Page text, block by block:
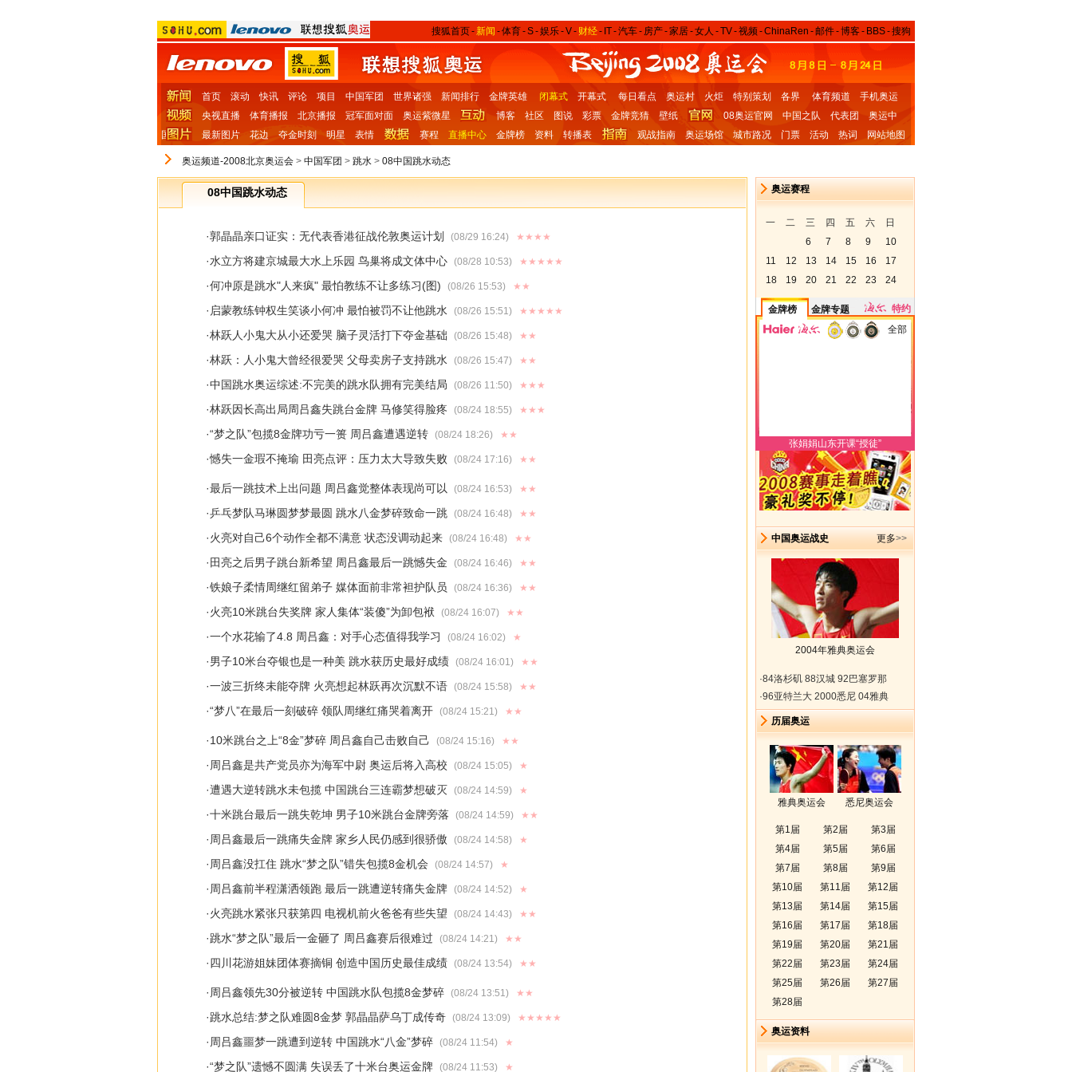
搜狐首页- 新闻 -体育-S-娱乐-V- 财经- IT-汽车- 房产-家居-女人 -TV-视频-ChinaRen -邮件-博客- BBS-搜狗
首页 滚动 快讯 评论 项目 中国军团 世界诸强 新闻排行 金牌英雄 闭幕式 开幕式 每日看点 奥运村 火炬 特别策划 各界 体育频道
手机奥运
央视直播
体育播报 北京播报 冠军面对面 奥运紫微星 博客 社区 图说 彩票 金牌竞猜 壁纸 08奥运官网 中国之队 代表团
奥运中
国
最新图片 花边 夺金时刻 明星 表情 赛程 直播中心 金牌榜 资料 转播表 观战指南 奥运场馆 城市路况 门票 活动 热词 网站地图
奥运频道-2008北京奥运会 > 中国军团 > 跳水 > 08中国跳水动态
08中国跳水动态
·郭晶晶亲口证实：无代表香港征战伦敦奥运计划 (08/29 16:24) ★★★★
·水立方将建京城最大水上乐园 鸟巢将成文体中心 (08/28 10:53) ★★★★★
·何冲原是跳水"人来疯" 最怕教练不让多练习(图) (08/26 15:53) ★★
· 启蒙教练钟权生笑谈小何冲 最怕被罚不让他跳水 (08/26 15:51) ★★★★★
·林跃人小鬼大从小还爱哭 脑子灵活打下夺金基础 (08/26 15:48) ★★
·林跃：人小鬼大曾经很爱哭 父母卖房子支持跳水 (08/26 15:47) ★★
·中国跳水奥运综述:不完美的跳水队拥有完美结局 (08/26 11:50) ★★★
·林跃因长高出局周吕鑫失跳台金牌 马修笑得脸疼 (08/24 18:55) ★★★
·“梦之队”包揽8金牌功亏一篑 周吕鑫遭遇逆转 (08/24 18:26) ★★
·憾失一金瑕不掩瑜 田亮点评：压力太大导致失败 (08/24 17:16) ★★
·最后一跳技术上出问题 周吕鑫觉整体表现尚可以 (08/24 16:53) ★★
·乒乓梦队马琳圆梦梦最圆 跳水八金梦碎致命一跳 (08/24 16:48) ★★
·火亮对自己6个动作全都不满意 状态没调动起来 (08/24 16:48) ★★
· 田亮之后男子跳台新希望 周吕鑫最后一跳憾失金 (08/24 16:46) ★★
·铁娘子柔情周继红留弟子 媒体面前非常袒护队员 (08/24 16:36) ★★
·火亮10米跳台失奖牌 家人集体“装傻”为卸包袱 (08/24 16:07) ★★
·一个水花输了4.8 周吕鑫：对手心态值得我学习 (08/24 16:02) ★
·男子10米台夺银也是一种美 跳水获历史最好成绩 (08/24 16:01) ★★
·一波三折终未能夺牌 火亮想起林跃再次沉默不语 (08/24 15:58) ★★
·“梦八”在最后一刻破碎 领队周继红痛哭着离开 (08/24 15:21) ★★
·10米跳台之上“8金”梦碎 周吕鑫自己击败自己 (08/24 15:16) ★★
· 周吕鑫是共产党员亦为海军中尉 奥运后将入高校 (08/24 15:05) ★
·遭遇大逆转跳水未包揽 中国跳台三连霸梦想破灭 (08/24 14:59) ★
·十米跳台最后一跳失乾坤 男子10米跳台金牌旁落 (08/24 14:59) ★★
· 周吕鑫最后一跳痛失金牌 家乡人民仍感到很骄傲 (08/24 14:58) ★
· 周吕鑫没扛住 跳水“梦之队”错失包揽8金机会 (08/24 14:57) ★
· 周吕鑫前半程潇洒领跑 最后一跳遭逆转痛失金牌 (08/24 14:52) ★
·火亮跳水紧张只获第四 电视机前火爸爸有些失望 (08/24 14:43) ★★
·跳水“梦之队”最后一金砸了 周吕鑫赛后很难过 (08/24 14:21) ★★
·四川花游姐妹团体赛摘铜 创造中国历史最佳成绩 (08/24 13:54) ★★
· 周吕鑫领先30分被逆转 中国跳水队包揽8金梦碎 (08/24 13:51) ★★
·跳水总结:梦之队难圆8金梦 郭晶晶萨乌丁成传奇 (08/24 13:09) ★★★★★
· 周吕鑫噩梦一跳遭到逆转 中国跳水“八金”梦碎 (08/24 11:54) ★
·“梦之队”遗憾不圆满 失误丢了十米台奥运金牌 (08/24 11:53) ★
奥运赛程
一 二 三 四 五 六
日
6
7 8 9
10
11
12 13 14 15 16
17
18
19 20 21 22 23 24
金牌榜 金牌专题
特约
全部
张娟娟山东开课“授徒”
中国奥运战史 更多>>
2004年雅典奥运会
·84洛杉矶 88汉城 92巴塞罗那
·96亚特兰大 2000悉尼 04雅典
历届奥运
雅典奥运会 悉尼奥运会
第1届 第2届
第3届
第4届
第5届
第6届
第7届
第8届
第9届
第10届
第11届
第12届
第13届
第14届
第15届
第16届
第17届
第18届
第19届
第20届
第21届
第22届
第23届
第24届
第25届
第26届
第27届
第28届
奥运资料